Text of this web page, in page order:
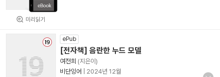
미리읽기
ePub
[전자책] 음란한 누드 모델
여전희 (지은이)
비단잉어
2024년 12월